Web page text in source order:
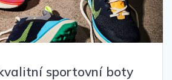
sportovní boty